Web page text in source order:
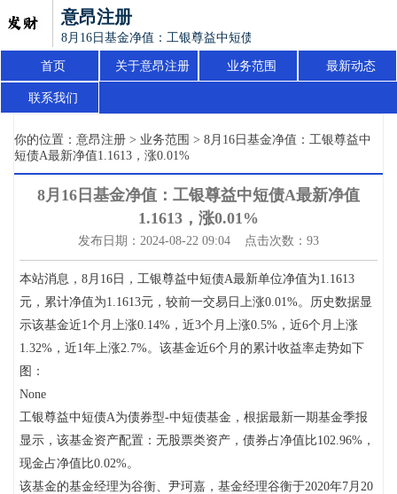
意昂注册
8月16日基金净值：工银尊益中短债A最新净值1.1613，涨
首页 关于意昂注册 业务范围 最新动态
联系我们
你的位置： 意昂注册 > 业务范围 > 8月16日基金净值：工银尊益中
短债A最新净值1.1613，涨0.01%
8月16日基金净值：工银尊益中短债A最新净值
1.1613，涨0.01%
发布日期：2024-08-22 09:04 点击次数：93
本站消息，8月16日，工银尊益中短债A最新单位净值为1.1613
元，累计净值为1.1613元，较前一交易日上涨0.01%。历史数据显
示该基金近1个月上涨0.14%，近3个月上涨0.5%，近6个月上涨
1.32%，近1年上涨2.7%。该基金近6个月的累计收益率走势如下
图：
None
工银尊益中短债A为债券型-中短债基金，根据最新一期基金季报
显示，该基金资产配置：无股票类资产，债券占净值比102.96%，
现金占净值比0.02%。
该基金的基金经理为谷衡、尹珂嘉，基金经理谷衡于2020年7月20